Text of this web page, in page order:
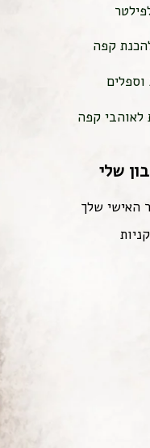
קפה
וספלים
לאוהבי קפה
שלי
האישי שלך